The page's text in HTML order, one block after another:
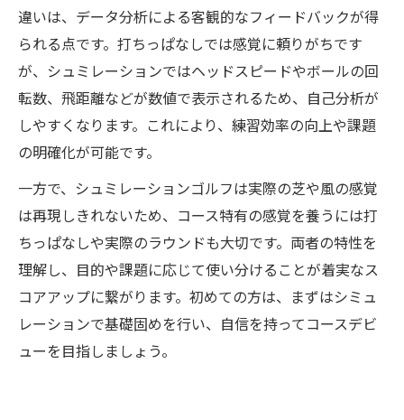
違いは、データ分析による客観的なフィードバックが得
られる点です。打ちっぱなしでは感覚に頼りがちです
が、シュミレーションではヘッドスピードやボールの回
転数、飛距離などが数値で表示されるため、自己分析が
しやすくなります。これにより、練習効率の向上や課題
の明確化が可能です。
一方で、シュミレーションゴルフは実際の芝や風の感覚
は再現しきれないため、コース特有の感覚を養うには打
ちっぱなしや実際のラウンドも大切です。両者の特性を
理解し、目的や課題に応じて使い分けることが着実なス
コアアップに繋がります。初めての方は、まずはシミュ
レーションで基礎固めを行い、自信を持ってコースデビ
ューを目指しましょう。